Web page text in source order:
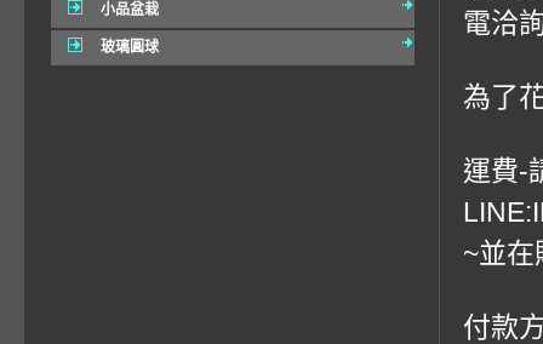
小品盆栽
玻璃圓球
電洽
為了
運費-
~並在
付款